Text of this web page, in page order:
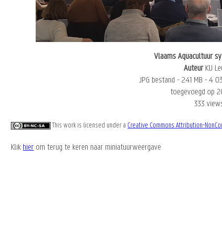
Vlaams Aquacultuur
Auteur KU
JPG bestand - 2.41 MB - 4
toegevoegd op
333
This work is licensed under a Creative Commons Attribution-
Klik hier om terug te keren naar miniatuurweergave